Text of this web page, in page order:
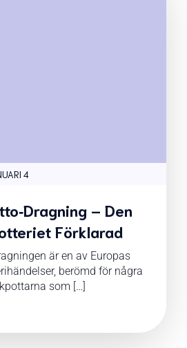
4
– Den
Förklarad
är en av Europas
berömd för några
som […]